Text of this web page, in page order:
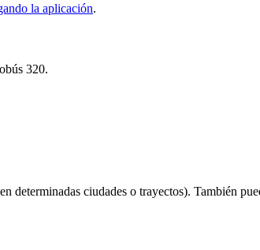
la aplicación.
320.
determinadas ciudades o trayectos). También